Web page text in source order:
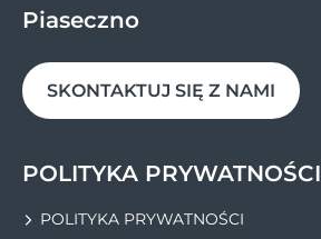
Piaseczno
SKONTAKTUJ SIĘ Z NAMI
POLITYKA PRYWATNOŚCI
POLITYKA PRYWATNOŚCI